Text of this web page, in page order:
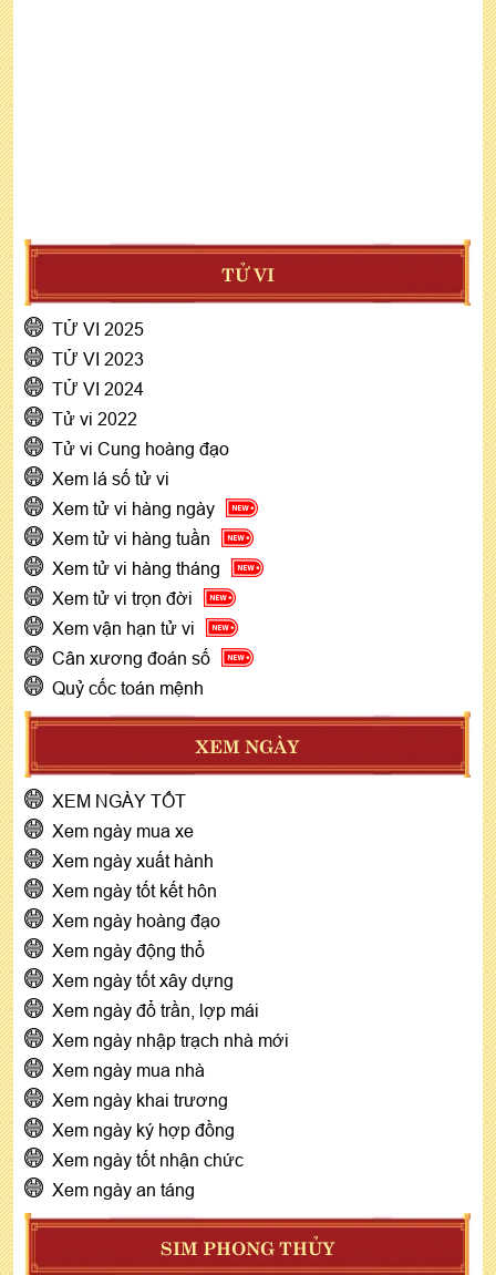
TỬ VI
TỬ VI 2025
TỬ VI 2023
TỬ VI 2024
Tử vi 2022
Tử vi Cung hoàng đạo
Xem lá số tử vi
Xem tử vi hàng ngày
Xem tử vi hàng tuần
Xem tử vi hàng tháng
Xem tử vi trọn đời
Xem vận hạn tử vi
Cân xương đoán số
Quỷ cốc toán mệnh
XEM NGÀY
XEM NGÀY TỐT
Xem ngày mua xe
Xem ngày xuất hành
Xem ngày tốt kết hôn
Xem ngày hoàng đạo
Xem ngày động thổ
Xem ngày tốt xây dựng
Xem ngày đổ trần, lợp mái
Xem ngày nhập trạch nhà mới
Xem ngày mua nhà
Xem ngày khai trương
Xem ngày ký hợp đồng
Xem ngày tốt nhận chức
Xem ngày an táng
SIM PHONG THỦY